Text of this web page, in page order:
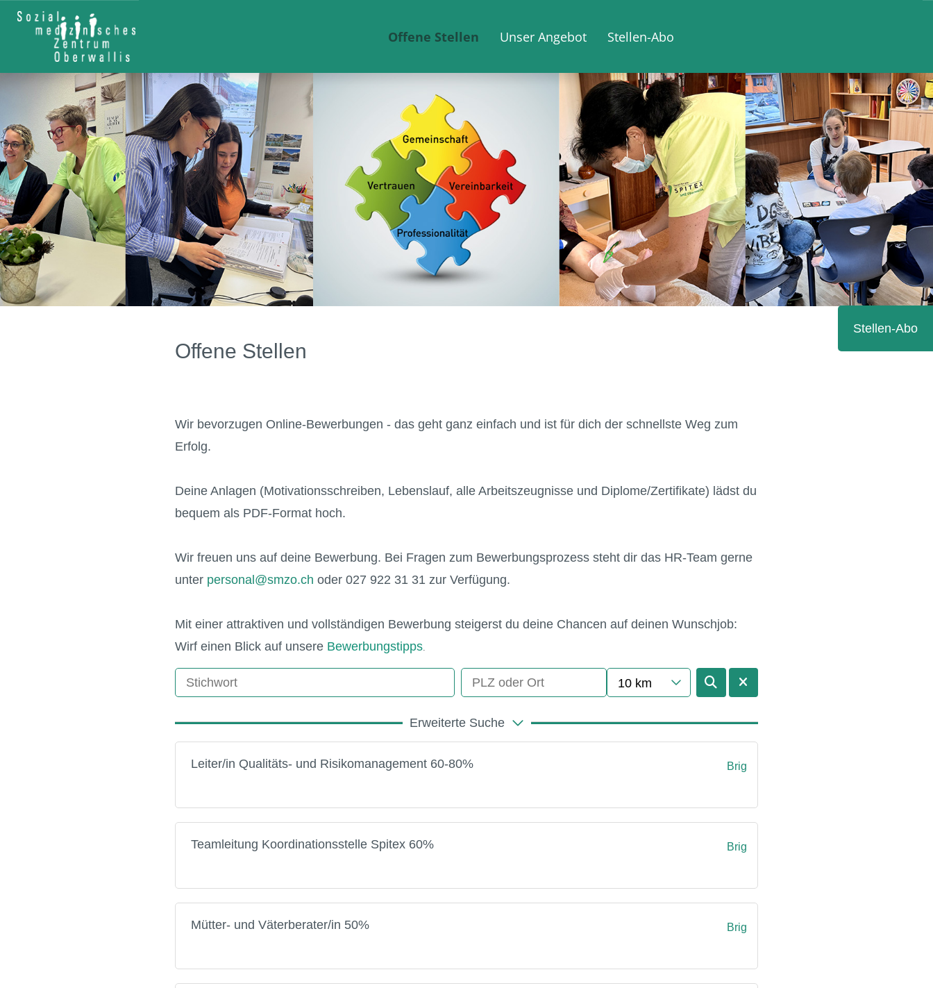
Offene Stellen Unser Angebot Stellen-Abo
Offene Stellen
Wir bevorzugen Online-Bewerbungen - das geht ganz einfach und ist für dich der schnellste Weg zum
Erfolg.
Deine Anlagen (Motivationsschreiben, Lebenslauf, alle Arbeitszeugnisse und Diplome/Zertifikate) lädst du
bequem als PDF-Format hoch.
Wir freuen uns auf deine Bewerbung. Bei Fragen zum Bewerbungsprozess steht dir das HR-Team gerne
unter personal@smzo.ch oder 027 922 31 31 zur Verfügung.
Mit einer attraktiven und vollständigen Bewerbung steigerst du deine Chancen auf deinen Wunschjob:
Wirf einen Blick auf unsere Bewerbungstipps.
10 km
Erweiterte Suche
Leiter/in Qualitäts- und Risikomanagement 60-80% Brig
Teamleitung Koordinationsstelle Spitex 60% Brig
Mütter- und Väterberater/in 50% Brig
Stellen-Abo